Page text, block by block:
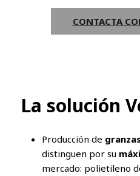
CONTACTA
La solución
Producción de
distinguen por su
mercado: polietileno